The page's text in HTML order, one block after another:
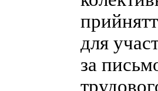
для
за